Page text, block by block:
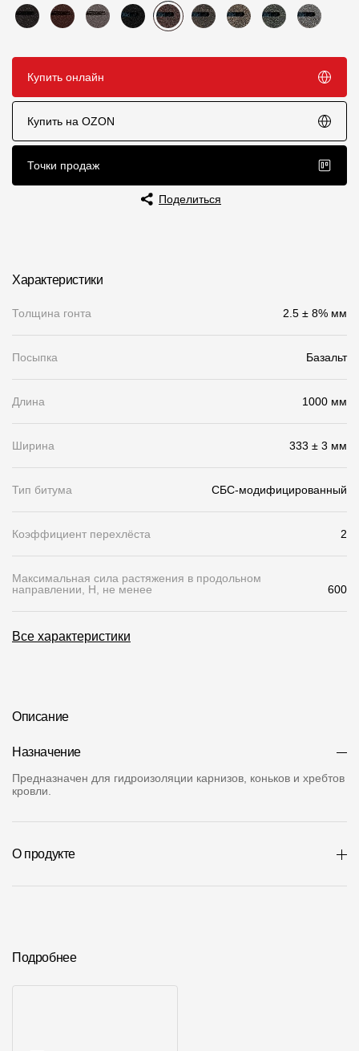
Пластиковые водосточные системы
Металлические водосточные системы
Документация
Сертификаты
Гарантии
Фото объектов
Сервисы
Конструктор
Компания
О компании
Контакты
Вакансии
Купить онлайн
Купить на OZON
Точки продаж
Поделиться
Характеристики
Толщина гонта 2.5 ± 8% мм
Посыпка Базальт
Длина 1000 мм
Ширина 333 ± 3 мм
Тип битума СБС-модифицированный
Коэффициент перехлёста 2
Максимальная сила растяжения в продольном
направлении, Н, не менее
600
Все характеристики
Описание
Назначение
Предназначен для гидроизоляции карнизов, коньков и хребтов
кровли.
О продукте
Подробнее